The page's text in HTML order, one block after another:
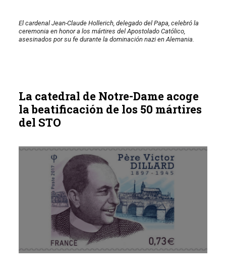
El cardenal Jean-Claude Hollerich, delegado del Papa, celebró la
ceremonia en honor a los mártires del Apostolado Católico,
asesinados por su fe durante la dominación nazi en Alemania.
La catedral de Notre-Dame acoge
la beatificación de los 50 mártires
del STO